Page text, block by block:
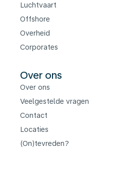
Luchtvaart
Offshore
Overheid
Corporates
Over ons
Over ons
Veelgestelde vragen
Contact
Locaties
(On)tevreden?